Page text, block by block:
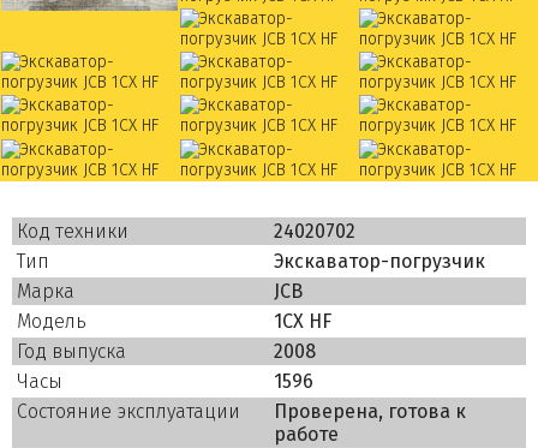
Код техники
24020702
Тип
Экскаватор-погрузчик
Марка
JCB
Модель
1CX HF
Год выпуска
2008
Часы
1596
Состояние эксплуатации
Проверена, готова к
работе